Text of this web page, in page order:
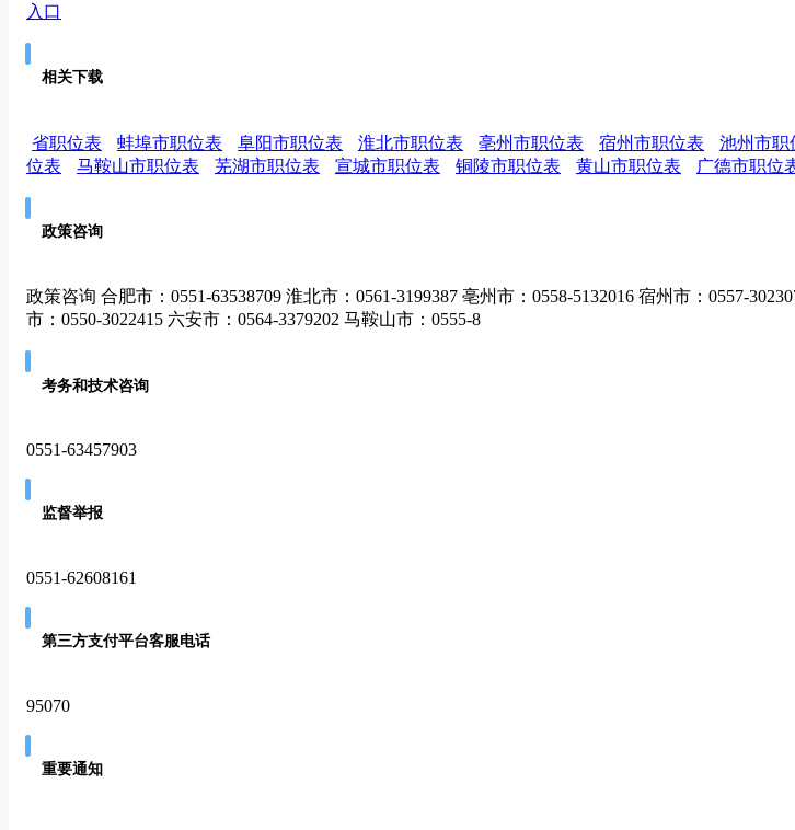
入口
相关下载
省职位表 蚌埠市职位表 阜阳市职位表 淮北市职位表 亳州市职位表 宿州市职位表 池州市职
位表
马鞍山市职位表 芜湖市职位表 宣城市职位表 铜陵市职位表 黄山市职位表 广德市职位
政策咨询
政策咨询 合肥市：0551-63538709 淮北市：0561-3199387 亳州市：0558-5132016 宿州市：0557-
市：0550-3022415 六安市：0564-3379202 马鞍山市：0555-8
考务和技术咨询
0551-63457903
监督举报
0551-62608161
第三方支付平台客服电话
95070
重要通知